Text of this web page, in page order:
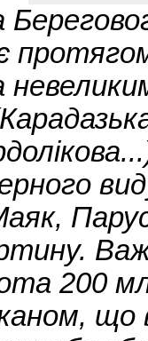
200
що